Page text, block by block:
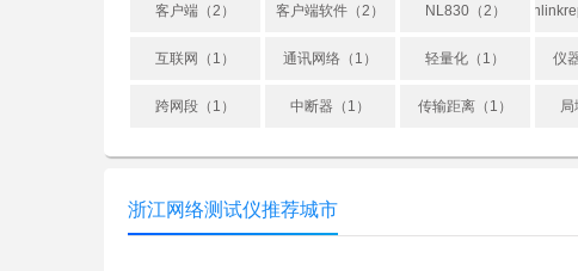
客户端（2） 客户端软件（2） NL830（2）
互联网（1） 通讯网络（1） 轻量化（1） 仪
跨网段（1） 中断器（1） 传输距离（1） 局
浙江网络测试仪推荐城市